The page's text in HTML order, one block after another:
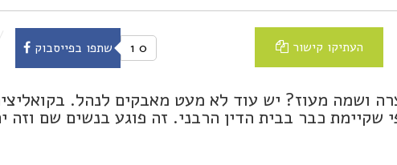
העתיקו קישור 0 שתפו בפייסבוק
ושמה מעוז? יש עוד לא מעט מאבקים לנהל.
כבר בבית הדין הרבני. זה פוגע בנשים שם וזה